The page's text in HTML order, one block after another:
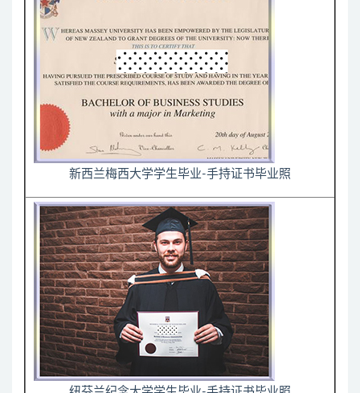
新西兰梅西大学学生毕业-手持证书毕业照